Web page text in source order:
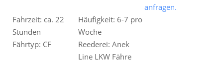
anfragen.
Fahrzeit: ca. 22
Stunden
Häufigkeit: 6-7 pro
Woche
Fährtyp: CF
Reederei: Anek
Line LKW Fähre